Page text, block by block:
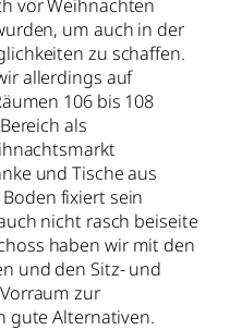
vor Weihnachten
um auch in der
zu schaffen.
allerdings auf
106 bis 108
als
und Tische aus
fixiert sein
nicht rasch beiseite
haben wir mit den
und den Sitz- und
zur
gute Alternativen.